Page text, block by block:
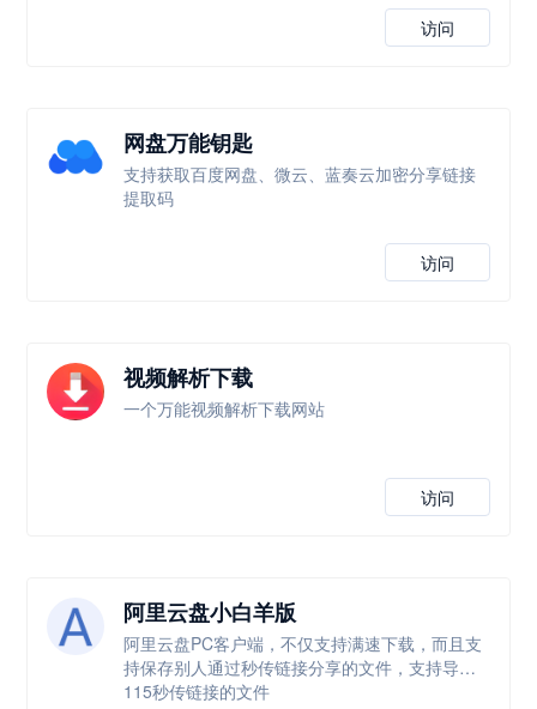
访问
网盘万能钥匙
支持获取百度网盘、微云、蓝奏云加密分享链接
提取码
访问
视频解析下载
一个万能视频解析下载网站
访问
阿里云盘小白羊版
阿里云盘PC客户端，不仅支持满速下载，而且支
持保存别人通过秒传链接分享的文件，支持导入
115秒传链接的文件